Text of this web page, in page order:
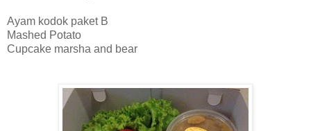
Ayam kodok paket B
Mashed Potato
Cupcake marsha and bear